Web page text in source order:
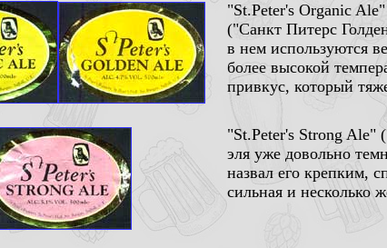
"St.Peter's Organic
("Санкт Питерс
в нем используются
более высокой
привкус, который
"St.Peter's Strong Ale"
эля уже довольно
назвал его крепким,
сильная и несколько